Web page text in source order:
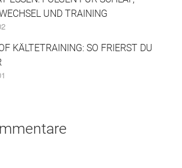
UND TRAINING
KÄLTETRAINING: SO FRIERST DU